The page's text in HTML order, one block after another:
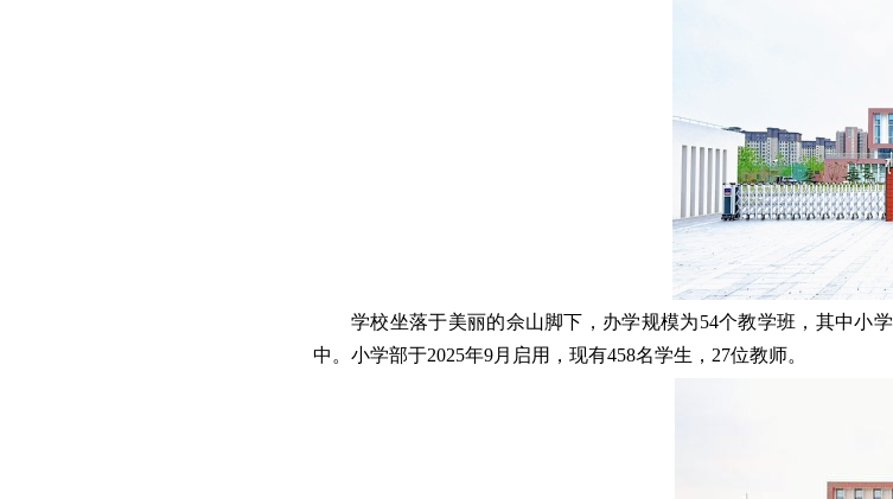
学校坐落于美丽的佘山脚下，办学规模为54个教学班，其中小
中。小学部于2025年9月启用，现有458名学生，27位教师。